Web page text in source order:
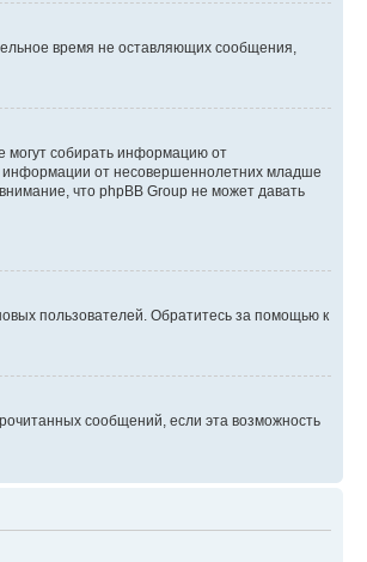
время не оставляющих сообщения,
могут собирать информацию от
информации от несовершеннолетних младше
что phpBB Group не может давать
пользователей. Обратитесь за помощью к
сообщений, если эта возможность